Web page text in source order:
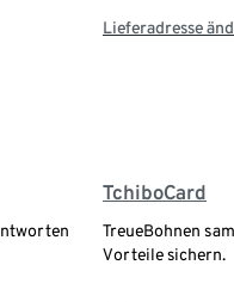
Lieferadresse
TchiboCard
TreueBohnen
Vorteile sichern.